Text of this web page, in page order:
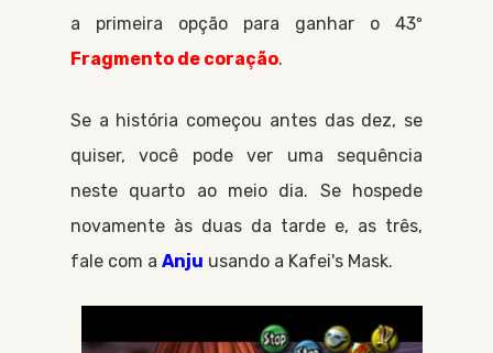
a primeira opção para ganhar o 43º
Fragmento de coração.
Se a história começou antes das dez, se
quiser, você pode ver uma sequência
neste quarto ao meio dia. Se hospede
novamente às duas da tarde e, as três,
fale com aAnju usando a Kafei's Mask.